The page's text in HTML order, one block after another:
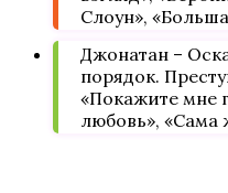
Слоун»,
Джонатан –
порядок.
«Покажите мне
любовь», «Сама